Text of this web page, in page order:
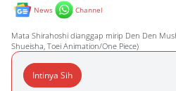
News Channel
Mata Shirahoshi dianggap mirip Den Den
Shueisha, Toei Animation/One Piece)
Intinya Sih